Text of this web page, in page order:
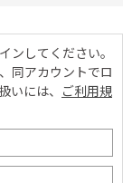
ンしてください。
同アカウントでロ
いには、 ご利用規